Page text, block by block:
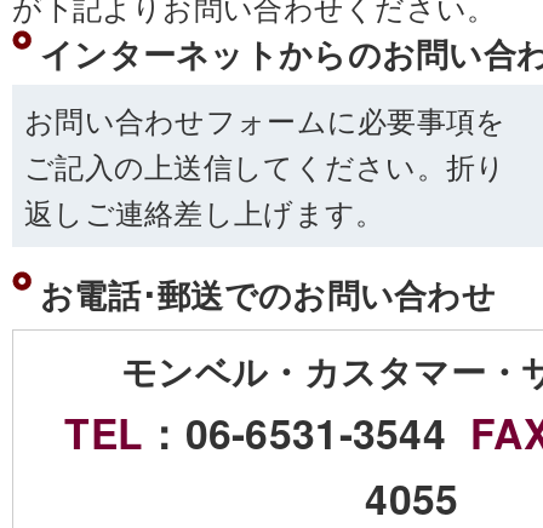
インターネットからのお問い合
お問い合わせフォームに必要事項を
ご記入の上送信してください。折り
返しご連絡差し上げます。
お電話･郵送でのお問い合わせ
モンベル・カスタマー・
TEL ：06-6531-3544
4055